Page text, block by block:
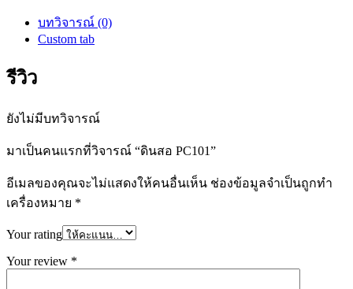
บทวิจารณ์ (0)
Custom tab
รีวิว
ยังไม่มีบทวิจารณ์
มาเป็นคนแรกที่วิจารณ์ “ดินสอ PC101”
อีเมลของคุณจะไม่แสดงให้คนอื่นเห็น ช่องข้อมูลจำเป็นถูกทำ
เครื่องหมาย *
Your rating
Your review *